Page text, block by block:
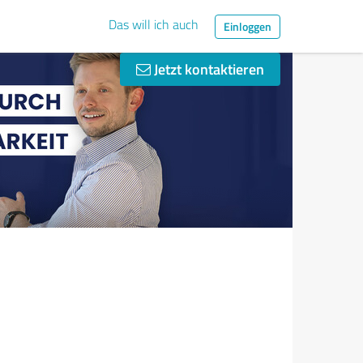
Das will ich auch Einloggen
Jetzt kontaktieren